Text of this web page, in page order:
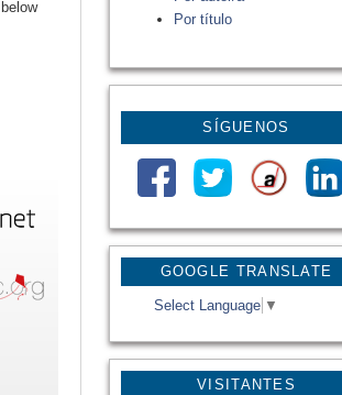
GOOGLE TRANSLATE
Select Language ▼
VISITANTES
Por título
SÍGUENOS